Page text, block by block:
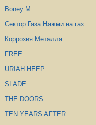
Boney M
Сектор Газа Нажми на газ
Коррозия Металла
FREE
URIAH HEEP
SLADE
THE DOORS
TEN YEARS AFTER